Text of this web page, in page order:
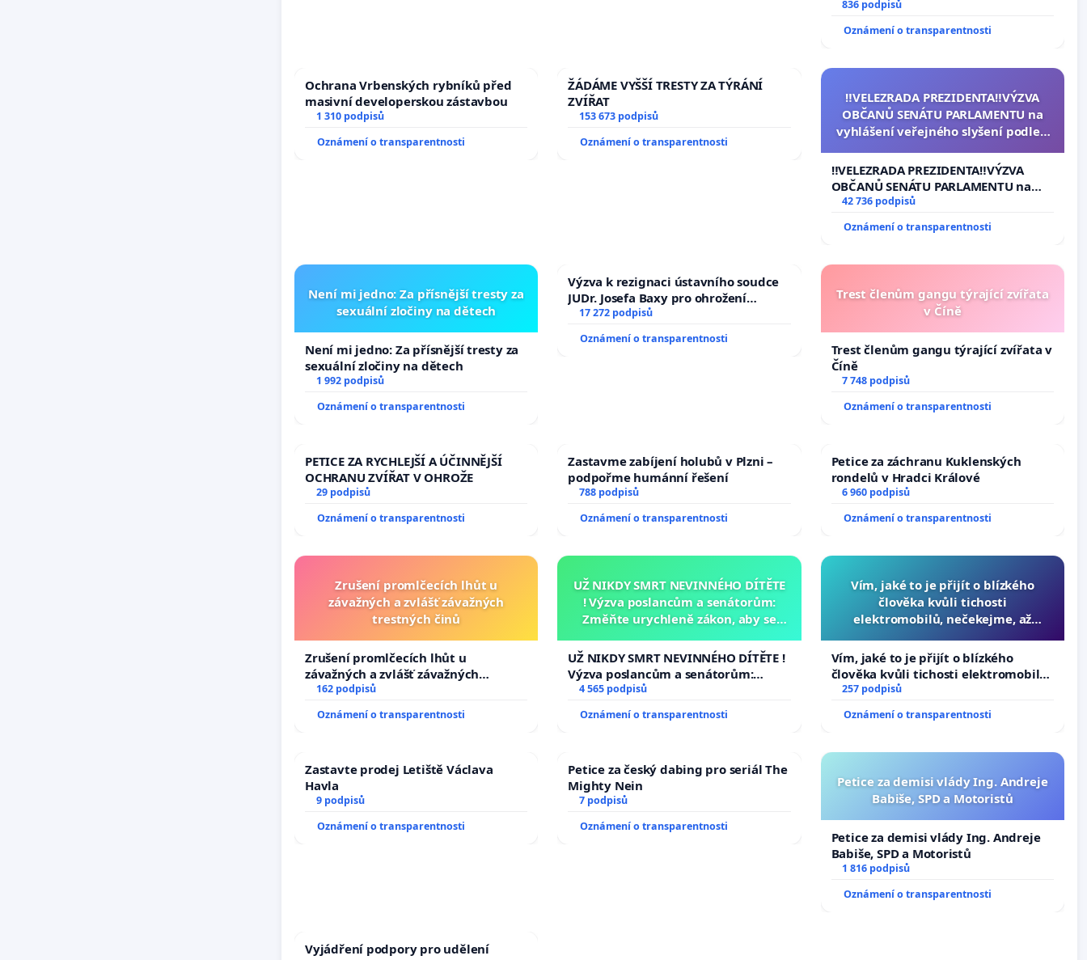
docentralizaci operačních výkonů
836 podpisů
Oznámení o transparentnosti
Ochrana Vrbenských rybníků před
masivní developerskou zástavbou
1 310 podpisů
Oznámení o transparentnosti
ŽÁDÁME VYŠŠÍ TRESTY ZA TÝRÁNÍ
ZVÍŘAT
153 673 podpisů
Oznámení o transparentnosti
‼️VELEZRADA PREZIDENTA‼️VÝZVA
OBČANŮ SENÁTU PARLAMENTU na
vyhlášení veřejného slyšení podle §
návrhu na přijetí usnesení k podání
ústavní žaloby na prezidenta
republiky
‼️VELEZRADA PREZIDENTA‼️VÝZVA
OBČANŮ SENÁTU PARLAMENTU na
vyhlášení veřejného slyšení podle §
na přijetí usnesení k podání ústavní
42 736 podpisů
Oznámení o transparentnosti
Není mi jedno: Za přísnější tresty za
sexuální zločiny na dětech
Není mi jedno: Za přísnější tresty za
sexuální zločiny na dětech
1 992 podpisů
Oznámení o transparentnosti
Výzva k rezignaci ústavního soudce
JUDr. Josefa Baxy pro ohrožení
důvěry ve spravedlivý proces
17 272 podpisů
Oznámení o transparentnosti
Trest členům gangu týrající zvířata
v Číně
Trest členům gangu týrající zvířata v
Číně
7 748 podpisů
Oznámení o transparentnosti
PETICE ZA RYCHLEJŠÍ A ÚČINNĚJŠÍ
OCHRANU ZVÍŘAT V OHROŽE
29 podpisů
Oznámení o transparentnosti
Zastavme zabíjení holubů v Plzni –
podpořme humánní řešení
788 podpisů
Oznámení o transparentnosti
Petice za záchranu Kuklenských
rondelů v Hradci Králové
6 960 podpisů
Oznámení o transparentnosti
Zrušení promlčecích lhůt u
závažných a zvlášť závažných
trestných činů
Zrušení promlčecích lhůt u
závažných a zvlášť závažných
trestných činů
162 podpisů
Oznámení o transparentnosti
UŽ NIKDY SMRT NEVINNÉHO DÍTĚTE
! Výzva poslancům a senátorům:
Změňte urychleně zákon, aby se
opakovat!
UŽ NIKDY SMRT NEVINNÉHO DÍTĚTE !
Výzva poslancům a senátorům:
Změňte urychleně zákon, aby se
opakovat!
4 565 podpisů
Oznámení o transparentnosti
Vím, jaké to je přijít o blízkého
člověka kvůli tichosti
elektromobilů, nečekejme, až
auta!
Vím, jaké to je přijít o blízkého
člověka kvůli tichosti elektromobilů,
nečekejme, až přibydou další,
257 podpisů
Oznámení o transparentnosti
Zastavte prodej Letiště Václava
Havla
9 podpisů
Oznámení o transparentnosti
Petice za český dabing pro seriál The
Mighty Nein
7 podpisů
Oznámení o transparentnosti
Petice za demisi vlády Ing. Andreje
Babiše, SPD a Motoristů
Petice za demisi vlády Ing. Andreje
Babiše, SPD a Motoristů
1 816 podpisů
Oznámení o transparentnosti
Vyjádření podpory pro udělení